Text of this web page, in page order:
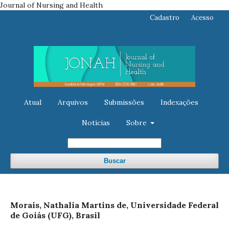
Journal of Nursing and Health
Atual Arquivos Submissões Indexações
Notícias Sobre
Buscar
Cadastro Acesso
Morais, Nathalia Martins de, Universidade Federal
de Goiás (UFG), Brasil